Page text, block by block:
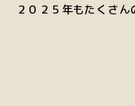
２０２５年もたくさん